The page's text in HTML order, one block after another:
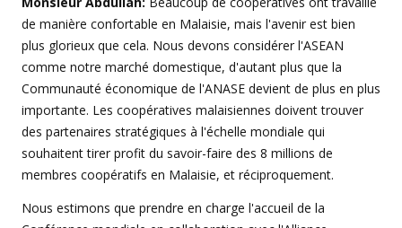
de manière confortable en Malaisie, mais l'avenir est bien
plus glorieux que cela. Nous devons considérer l'ASEAN
comme notre marché domestique, d'autant plus que la
Communauté économique de l'ANASE devient de plus en plus
importante. Les coopératives malaisiennes doivent trouver
des partenaires stratégiques à l'échelle mondiale qui
souhaitent tirer profit du savoir-faire des 8 millions de
membres coopératifs en Malaisie, et réciproquement.
Nous estimons que prendre en charge l'accueil de la